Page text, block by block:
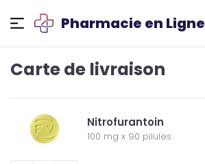
Pharmacie en Ligne
Carte de livraison
Nitrofurantoin
100 mg x 90 pilules